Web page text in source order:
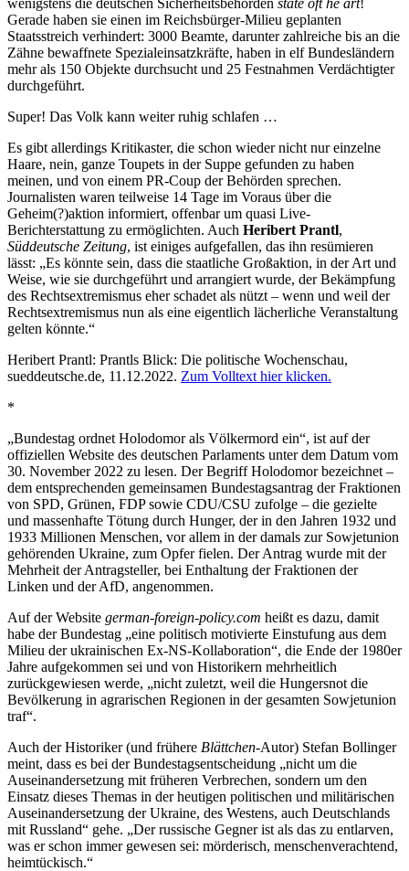
wenigstens die deutschen Sicherheitsbehörden state oft he art!
Gerade haben sie einen im Reichsbürger-Milieu geplanten
Staatsstreich verhindert: 3000 Beamte, darunter zahlreiche bis an die
Zähne bewaffnete Spezialeinsatzkräfte, haben in elf Bundesländern
mehr als 150 Objekte durchsucht und 25 Festnahmen Verdächtigter
durchgeführt.
Super! Das Volk kann weiter ruhig schlafen …
Es gibt allerdings Kritikaster, die schon wieder nicht nur einzelne
Haare, nein, ganze Toupets in der Suppe gefunden zu haben
meinen, und von einem PR-Coup der Behörden sprechen.
Journalisten waren teilweise 14 Tage im Voraus über die
Geheim(?)aktion informiert, offenbar um quasi Live-
Berichterstattung zu ermöglichten. Auch Heribert Prantl,
Süddeutsche Zeitung, ist einiges aufgefallen, das ihn resümieren
lässt: „Es könnte sein, dass die staatliche Großaktion, in der Art und
Weise, wie sie durchgeführt und arrangiert wurde, der Bekämpfung
des Rechtsextremismus eher schadet als nützt – wenn und weil der
Rechtsextremismus nun als eine eigentlich lächerliche Veranstaltung
gelten könnte.“
Heribert Prantl: Prantls Blick: Die politische Wochenschau,
sueddeutsche.de, 11.12.2022. Zum Volltext hier klicken.
*
„Bundestag ordnet Holodomor als Völkermord ein“, ist auf der
offiziellen Website des deutschen Parlaments unter dem Datum vom
30. November 2022 zu lesen. Der Begriff Holodomor bezeichnet –
dem entsprechenden gemeinsamen Bundestagsantrag der Fraktionen
von SPD, Grünen, FDP sowie CDU/CSU zufolge – die gezielte
und massenhafte Tötung durch Hunger, der in den Jahren 1932 und
1933 Millionen Menschen, vor allem in der damals zur Sowjetunion
gehörenden Ukraine, zum Opfer fielen. Der Antrag wurde mit der
Mehrheit der Antragsteller, bei Enthaltung der Fraktionen der
Linken und der AfD, angenommen.
Auf der Website german-foreign-policy.com heißt es dazu, damit
habe der Bundestag „eine politisch motivierte Einstufung aus dem
Milieu der ukrainischen Ex-NS-Kollaboration“, die Ende der 1980er
Jahre aufgekommen sei und von Historikern mehrheitlich
zurückgewiesen werde, „nicht zuletzt, weil die Hungersnot die
Bevölkerung in agrarischen Regionen in der gesamten Sowjetunion
traf“.
Auch der Historiker (und frühere Blättchen-Autor) Stefan Bollinger
meint, dass es bei der Bundestagsentscheidung „nicht um die
Auseinandersetzung mit früheren Verbrechen, sondern um den
Einsatz dieses Themas in der heutigen politischen und militärischen
Auseinandersetzung der Ukraine, des Westens, auch Deutschlands
mit Russland“ gehe. „Der russische Gegner ist als das zu entlarven,
was er schon immer gewesen sei: mörderisch, menschenverachtend,
heimtückisch.“